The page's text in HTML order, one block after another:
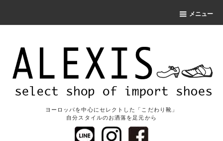
メニュー
ヨーロッパを中心にセレクトした「こだわり靴」
自分スタイルのお洒落を足元から